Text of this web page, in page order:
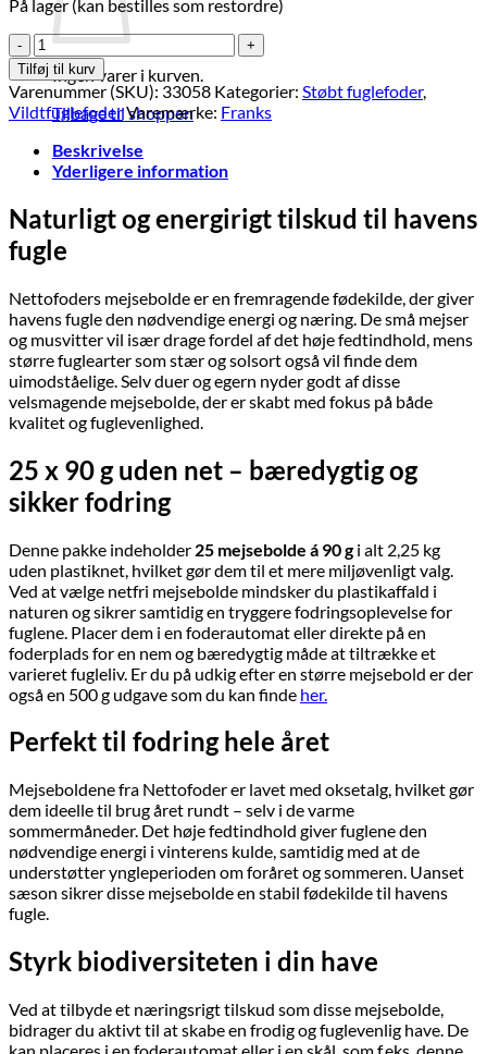
Ingen varer i kurven.
Tilbage til shoppen
På lager (kan bestilles som restordre)
Mejsebolde
25
stk.
uden
net
antal
Tilføj til kurv
Varenummer (SKU): 33058 Kategorier: Støbt fuglefoder,
VildtfuglefoderVaremærke: Franks
Beskrivelse
Yderligere information
Naturligt og energirigt tilskud til havens
fugle
Nettofoders mejsebolde er en fremragende fødekilde, der giver
havens fugle den nødvendige energi og næring. De små mejser
og musvitter vil især drage fordel af det høje fedtindhold, mens
større fuglearter som stær og solsort også vil finde dem
uimodståelige. Selv duer og egern nyder godt af disse
velsmagende mejsebolde, der er skabt med fokus på både
kvalitet og fuglevenlighed.
25 x 90 g uden net – bæredygtig og
sikker fodring
Denne pakke indeholder 25 mejsebolde á 90 gi alt 2,25 kg
uden plastiknet, hvilket gør dem til et mere miljøvenligt valg.
Ved at vælge netfri mejsebolde mindsker du plastikaffald i
naturen og sikrer samtidig en tryggere fodringsoplevelse for
fuglene. Placer dem i en foderautomat eller direkte på en
foderplads for en nem og bæredygtig måde at tiltrække et
varieret fugleliv. Er du på udkig efter en større mejsebold er der
også en 500 g udgave som du kan finde her.
Perfekt til fodring hele året
Mejseboldene fra Nettofoder er lavet med oksetalg, hvilket gør
dem ideelle til brug året rundt – selv i de varme
sommermåneder. Det høje fedtindhold giver fuglene den
nødvendige energi i vinterens kulde, samtidig med at de
understøtter yngleperioden om foråret og sommeren. Uanset
sæson sikrer disse mejsebolde en stabil fødekilde til havens
fugle.
Styrk biodiversiteten i din have
Ved at tilbyde et næringsrigt tilskud som disse mejsebolde,
bidrager du aktivt til at skabe en frodig og fuglevenlig have. De